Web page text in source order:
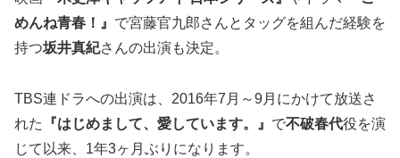
めんね青春！』 で宮藤官九郎さんとタッグを組んだ経験を
持つ坂井真紀さんの出演も決定。
TBS連ドラへの出演は、2016年7月～9月にかけて放送さ
れた
『はじめまして、愛しています。』 で不破春代役を演
じて以来、1年3ヶ月ぶりになります。